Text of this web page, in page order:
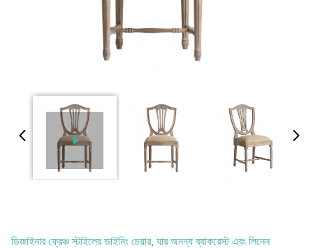
ডিজাইনার ফ্রেঞ্চ স্টাইলের ডাইনিং চেয়ার, যার অনন্য ব্যাকরেস্ট এবং লিনেন